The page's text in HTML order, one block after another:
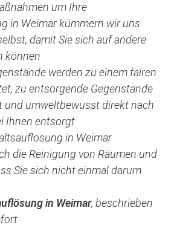
um Ihre
in Weimar kümmern wir uns
damit Sie sich auf andere
können
werden zu einem fairen
zu entsorgende Gegenstände
und umweltbewusst direkt nach
Ihnen entsorgt
in Weimar
die Reinigung von Räumen und
Sie sich nicht einmal darum
in Weimar, beschrieben